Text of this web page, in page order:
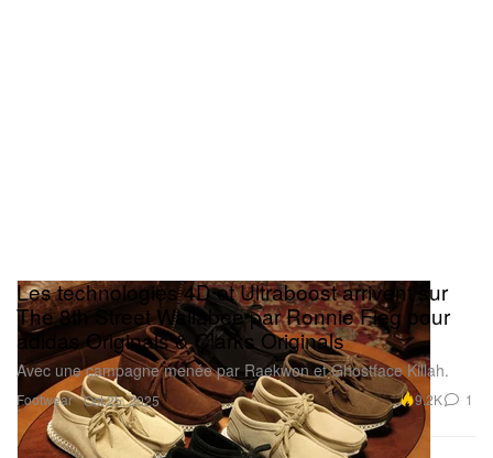
Footwear
Les technologies 4D et Ultraboost arrivent sur
The 8th Street Wallabee par Ronnie Fieg pour
adidas Originals & Clarks Originals
Avec une campagne menée par Raekwon et Ghostface Killah.
Oct 25, 2025 9.2K 1